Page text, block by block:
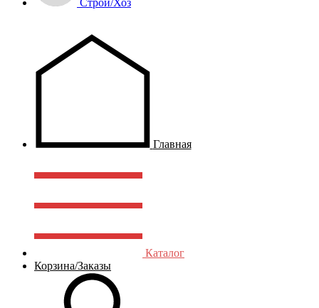
Строй/Хоз
Главная
Каталог
Корзина/Заказы